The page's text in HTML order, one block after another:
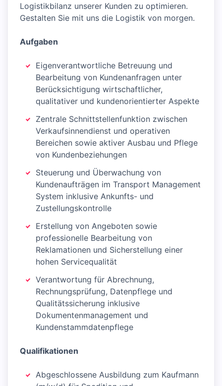
Logistikbilanz unserer Kunden zu optimieren.
Gestalten Sie mit uns die Logistik von morgen.
Aufgaben
Eigenverantwortliche Betreuung und
Bearbeitung von Kundenanfragen unter
Berücksichtigung wirtschaftlicher,
qualitativer und kundenorientierter Aspekte
Zentrale Schnittstellenfunktion zwischen
Verkaufsinnendienst und operativen
Bereichen sowie aktiver Ausbau und Pflege
von Kundenbeziehungen
Steuerung und Überwachung von
Kundenaufträgen im Transport Management
System inklusive Ankunfts- und
Zustellungskontrolle
Erstellung von Angeboten sowie
professionelle Bearbeitung von
Reklamationen und Sicherstellung einer
hohen Servicequalität
Verantwortung für Abrechnung,
Rechnungsprüfung, Datenpflege und
Qualitätssicherung inklusive
Dokumentenmanagement und
Kundenstammdatenpflege
Qualifikationen
Abgeschlossene Ausbildung zum Kaufmann